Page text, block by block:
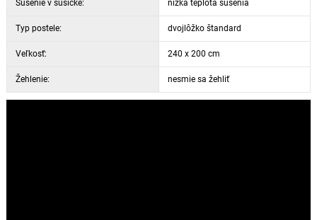
Sušenie v sušičke: nízka teplota sušenia
Typ postele: dvojlôžko štandard
Veľkosť: 240 x 200 cm
Žehlenie: nesmie sa žehliť